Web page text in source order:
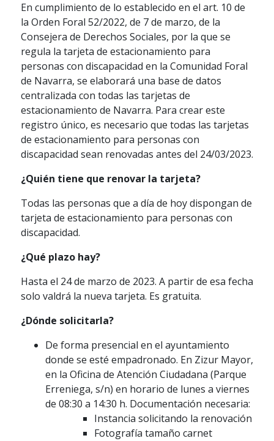
En cumplimiento de lo establecido en el art. 10 de
la Orden Foral 52/2022, de 7 de marzo, de la
Consejera de Derechos Sociales, por la que se
regula la tarjeta de estacionamiento para
personas con discapacidad en la Comunidad Foral
de Navarra, se elaborará una base de datos
centralizada con todas las tarjetas de
estacionamiento de Navarra. Para crear este
registro único, es necesario que todas las tarjetas
de estacionamiento para personas con
discapacidad sean renovadas antes del 24/03/2023.
¿Quién tiene que renovar la tarjeta?
Todas las personas que a día de hoy dispongan de
tarjeta de estacionamiento para personas con
discapacidad.
¿Qué plazo hay?
Hasta el 24 de marzo de 2023. A partir de esa fecha
solo valdrá la nueva tarjeta. Es gratuita.
¿Dónde solicitarla?
De forma presencial en el ayuntamiento
donde se esté empadronado. En Zizur Mayor,
en la Oficina de Atención Ciudadana (Parque
Erreniega, s/n) en horario de lunes a viernes
de 08:30 a 14:30 h. Documentación necesaria:
Instancia solicitando la renovación
Fotografía tamaño carnet